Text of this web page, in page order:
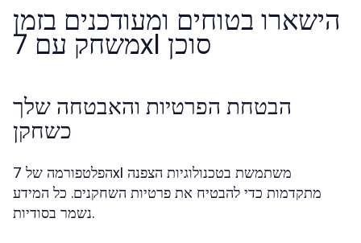
הישארו בטוחים ומעודכנים בזמן
משחק עם 7xl סוכן
הבטחת הפרטיות והאבטחה שלך
כשחקן
הפלטפורמה של 7xl משתמשת בטכנולוגיות הצפנה
מתקדמות כדי להבטיח את פרטיות השחקנים. כל המידע
נשמר בסודיות.